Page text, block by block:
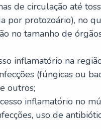
de circulação até
por protozoário), no
no tamanho de
inflamatório na
(fúngicas ou
outros;
inflamatório no
uso de